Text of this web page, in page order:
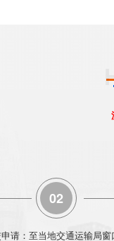
02
请：至当地交通运输局窗